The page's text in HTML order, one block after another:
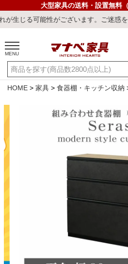
大型家具の送料・設置無料
ございます。ご迷惑をおかけしまし
MENU
ご利用ガイド 新規
店舗一覧 閲覧
キーワード・商品番号で探す
冷感ラグ 冷感寝具
HOME 家具 食器棚・キッチン収納